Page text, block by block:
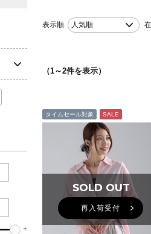
表示順 人気順
（1～2件を表示）
タイムセール対象 SALE
SOLD OUT
SOLD OUT
再入荷受付